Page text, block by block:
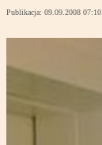
Publikacja: 09.09.2008 07:10